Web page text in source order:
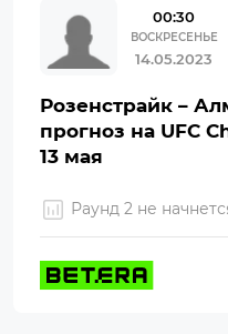
00:30
ВОСКРЕСЕНЬЕ
14.05.2023
Розенстрайк –
прогноз на UFC
13 мая
Раунд 2 не